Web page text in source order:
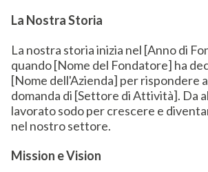
La Nostra Storia
La nostra storia inizia nel [Anno di
quando [Nome del Fondatore] ha
[Nome dell'Azienda] per rispondere
domanda di [Settore di Attività]. Da
lavorato sodo per crescere e
nel nostro settore.
Mission e Vision